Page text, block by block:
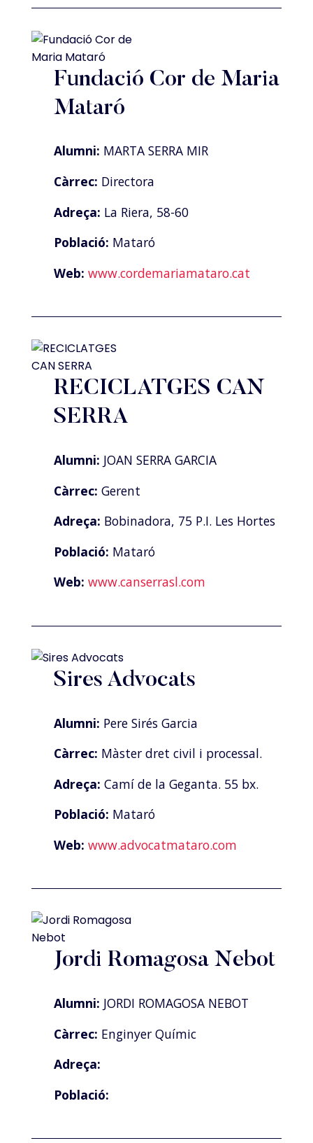
Fundació Cor de Maria
Mataró
Alumni: MARTA SERRA MIR
Càrrec: Directora
Adreça: La Riera, 58-60
Població: Mataró
Web: www.cordemariamataro.cat
RECICLATGES CAN
SERRA
Alumni: JOAN SERRA GARCIA
Càrrec: Gerent
Adreça: Bobinadora, 75 P.I. Les Hortes
Població: Mataró
Web: www.canserrasl.com
Sires Advocats
Alumni: Pere Sirés Garcia
Càrrec: Màster dret civil i processal.
Adreça: Camí de la Geganta. 55 bx.
Població: Mataró
Web: www.advocatmataro.com
Jordi Romagosa Nebot
Alumni: JORDI ROMAGOSA NEBOT
Càrrec: Enginyer Químic
Adreça:
Població: